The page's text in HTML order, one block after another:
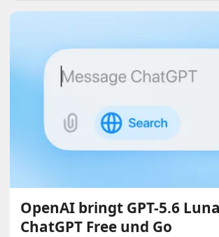
OpenAI bringt GPT-5.6
ChatGPT Free und Go